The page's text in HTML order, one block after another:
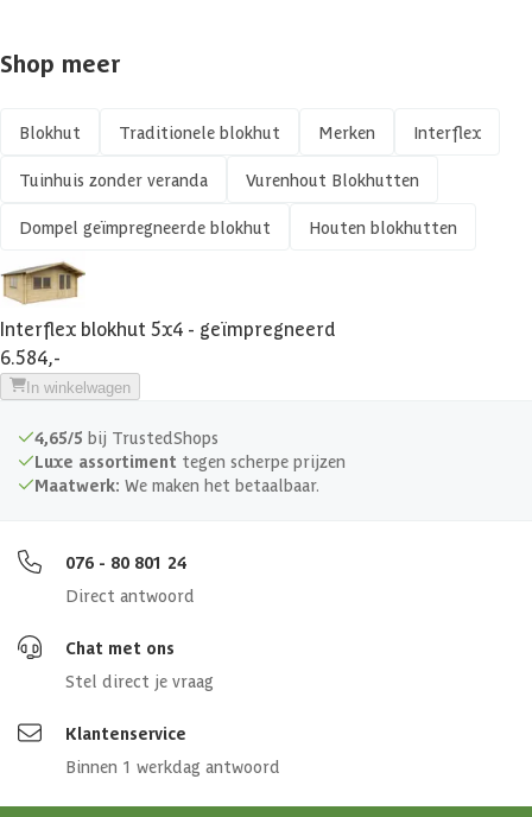
Gespiegeld te monteren
Impregneren mogelijk
Isolatieglas
Meerdere maten beschikbaar
Veranda
Afmetingen deur
Glassoort
Isolatieglas
Breedte binnenmaat
Diepte binnenmaat
Aantal deuren 1 st
Shop meer
Blokhut Traditionele blokhut Merken Interflex
Tuinhuis zonder veranda Vurenhout Blokhutten
Dompel geïmpregneerde blokhut Houten blokhutten
Interflex blokhut 5x4 - geïmpregneerd
6.584,-
In winkelwagen
4,65/5 bij TrustedShops
Luxe assortiment tegen scherpe prijzen
Maatwerk: We maken het betaalbaar.
076 - 80 801 24
Direct antwoord
Chat met ons
Stel direct je vraag
Klantenservice
Binnen 1 werkdag antwoord